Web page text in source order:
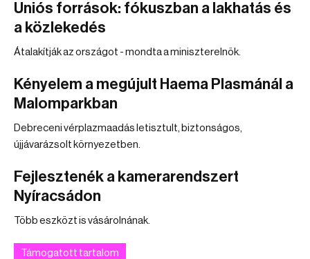
Uniós források: fókuszban a lakhatás és
a közlekedés
Átalakítják az országot - mondta a miniszterelnök.
Kényelem a megújult Haema Plasmánál a
Malomparkban
Debreceni vérplazmaadás letisztult, biztonságos,
újjávarázsolt környezetben.
Fejlesztenék a kamerarendszert
Nyíracsádon
Több eszközt is vásárolnának.
Támogatott tartalom